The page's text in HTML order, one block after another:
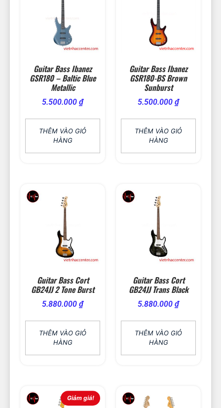
Guitar Bass Ibanez
GSR180 – Baltic Blue
Metallic
5.500.000 ₫
THÊM VÀO GIỎ
HÀNG
Guitar Bass Ibanez
GSR180-BS Brown
Sunburst
5.500.000 ₫
THÊM VÀO GIỎ
HÀNG
Guitar Bass Cort
GB24JJ 2 Tone Burst
5.880.000 ₫
THÊM VÀO GIỎ
HÀNG
Guitar Bass Cort
GB24JJ Trans Black
5.880.000 ₫
THÊM VÀO GIỎ
HÀNG
Giảm giá!